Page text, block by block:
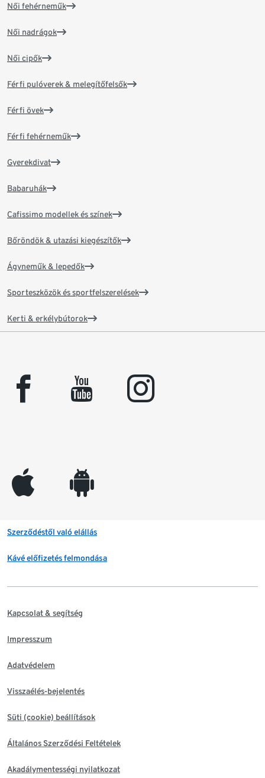
Női fehérneműk
Női nadrágok
Női cipők
Férfi pulóverek & melegítőfelsők
Férfi övek
Férfi fehérneműk
Gyerekdivat
Babaruhák
Cafissimo modellek és színek
Bőröndök & utazási kiegészítők
Ágyneműk & lepedők
Sporteszközök és sportfelszerelések
Kerti & erkélybútorok
facebook youtube instagram
appleinc android
Szerződéstől való elállás
Kávé előfizetés felmondása
Kapcsolat & segítség
Impresszum
Adatvédelem
Visszaélés-bejelentés
Süti (cookie) beállítások
Általános Szerződési Feltételek
Akadálymentességi nyilatkozat